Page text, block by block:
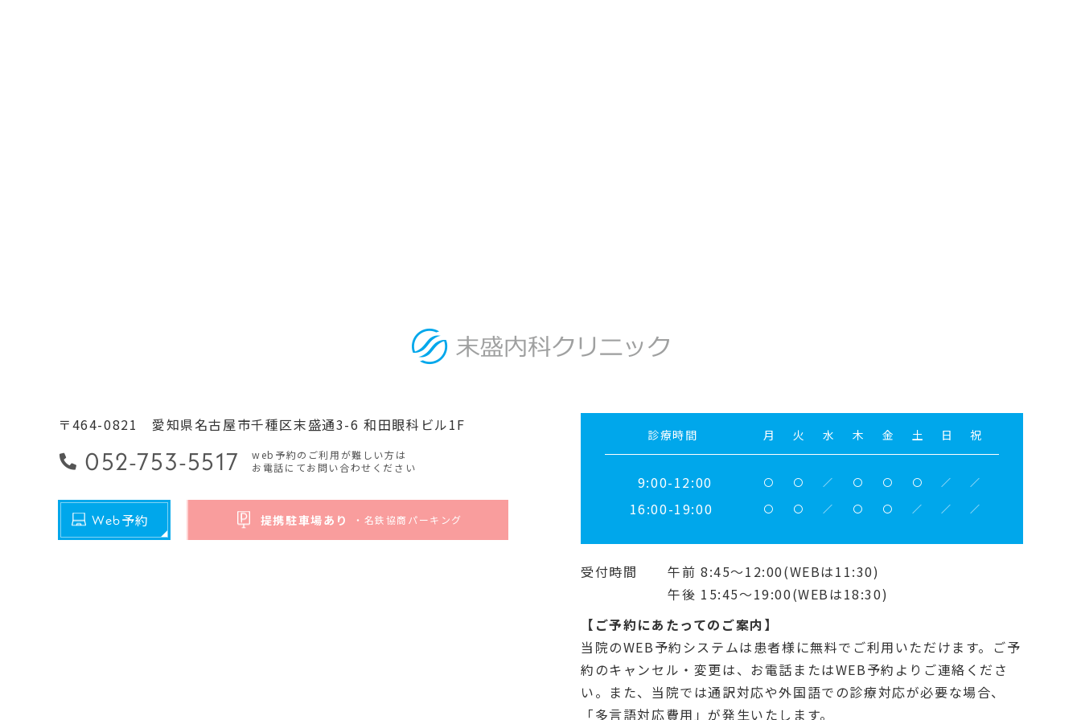
〒464-0821 愛知県名古屋市千種区末盛通3-6 和田眼科ビル1F
052-753-5517
web予約のご利用が難しい方は
お電話にてお問い合わせください
Web予約 提携駐車場あり ・名鉄協商パーキング
診療時間 月 火 水 木 金 土 日 祝
9:00-12:00 〇 〇 ／ 〇 〇 〇 ／ ／
16:00-19:00 〇 〇 ／ 〇 〇 ／ ／ ／
受付時間
午前 8:45～12:00(WEBは11:30)
午後 15:45～19:00(WEBは18:30)
【ご予約にあたってのご案内】
当院のWEB予約システムは患者様に無料でご利用いただけます。ご予
約のキャンセル・変更は、お電話またはWEB予約よりご連絡くださ
い。また、当院では通訳対応や外国語での診療対応が必要な場合、
「多言語対応費用」が発生いたします。